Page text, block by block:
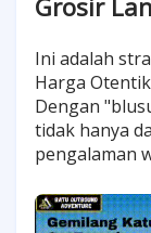
Ini adalah
Harga
Dengan
tidak hanya
pengalaman